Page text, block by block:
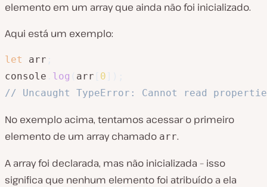
elemento em um array que ainda não foi inicializado.
Aqui está um exemplo:
let arr
console
log arr 0
// Uncaught TypeError: Cannot read
No exemplo acima, tentamos acessar o primeiro
elemento de um array chamado arr.
A array foi declarada, mas não inicializada – isso
significa que nenhum elemento foi atribuído a ela